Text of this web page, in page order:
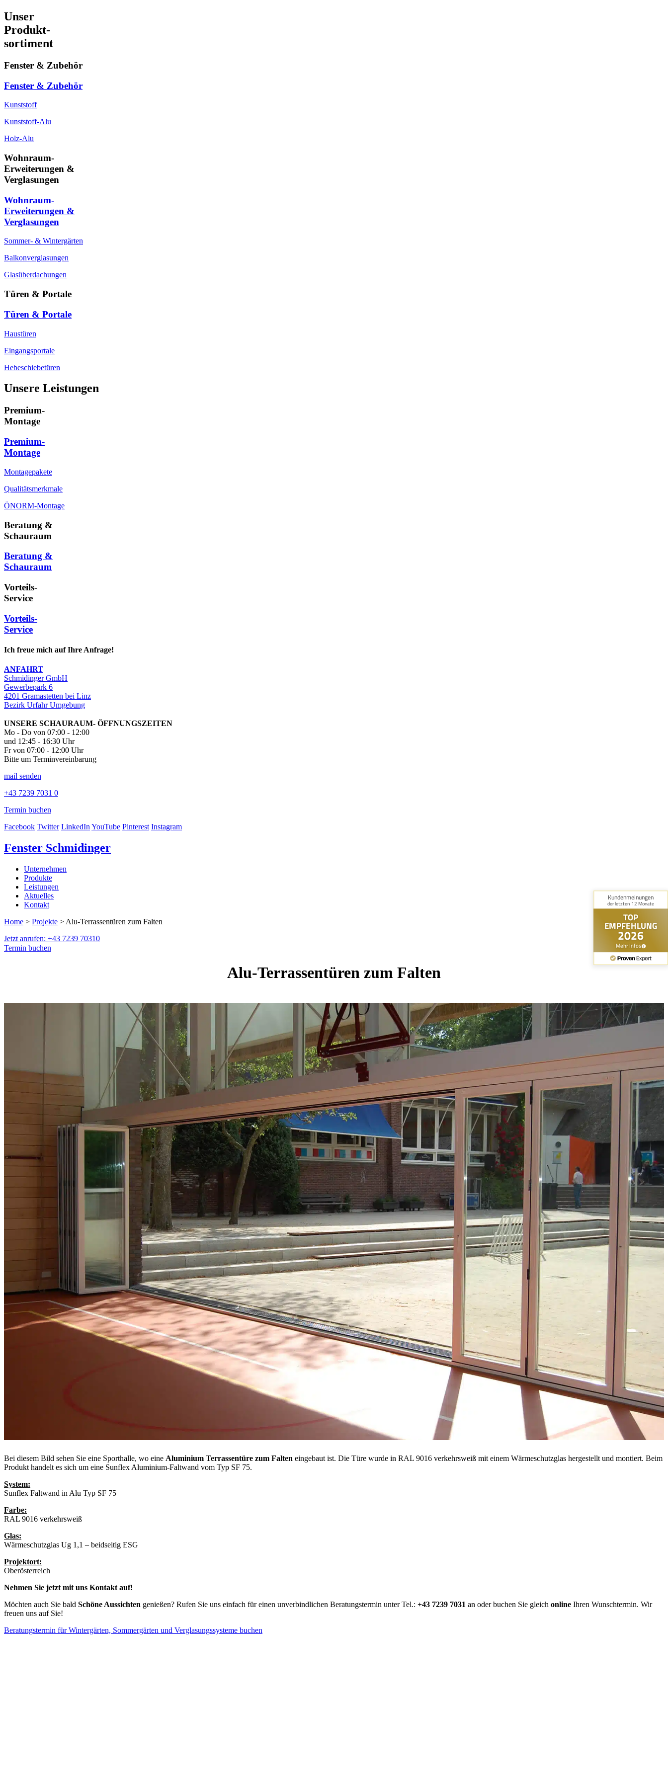
Unser
Produkt-
sortiment
Fenster & Zubehör
Fenster & Zubehör
Kunststoff
Kunststoff-Alu
Holz-Alu
Wohnraum-
Erweiterungen &
Verglasungen
Wohnraum-
Erweiterungen &
Verglasungen
Sommer- & Wintergärten
Balkonverglasungen
Glasüberdachungen
Türen & Portale
Türen & Portale
Haustüren
Eingangsportale
Hebeschiebetüren
Unsere Leistungen
Premium-
Montage
Premium-
Montage
Montagepakete
Qualitätsmerkmale
ÖNORM-Montage
Beratung &
Schauraum
Beratung &
Schauraum
Vorteils-
Service
Vorteils-
Service
Ich freue mich auf Ihre Anfrage!
ANFAHRT
Schmidinger GmbH
Gewerbepark 6
4201 Gramastetten bei Linz
Bezirk Urfahr Umgebung
UNSERE SCHAURAUM- ÖFFNUNGSZEITEN
Mo - Do von 07:00 - 12:00
und 12:45 - 16:30 Uhr
Fr von 07:00 - 12:00 Uhr
Bitte um Terminvereinbarung
mail senden
+43 7239 7031 0
Termin buchen
Facebook Twitter LinkedInYouTube Pinterest Instagram
Fenster Schmidinger
Unternehmen
Produkte
Leistungen
Aktuelles
Kontakt
Home > Projekte > Alu-Terrassentüren zum Falten
Jetzt anrufen: +43 7239 70310
Termin buchen
Alu-Terrassentüren zum Falten
Bei diesem Bild sehen Sie eine Sporthalle, wo eine Aluminium Terrassentüre zum Falten eingebaut ist. Die Türe wurde in RAL 9016 verkehrsweiß mit einem Wärmeschutzglas hergestellt und montiert. Beim
Produkt handelt es sich um eine Sunflex Aluminium-Faltwand vom Typ SF 75.
System:
Sunflex Faltwand in Alu Typ SF 75
Farbe:
RAL 9016 verkehrsweiß
Glas:
Wärmeschutzglas Ug 1,1 – beidseitig ESG
Projektort:
Oberösterreich
Nehmen Sie jetzt mit uns Kontakt auf!
Möchten auch Sie bald Schöne Aussichten genießen? Rufen Sie uns einfach für einen unverbindlichen Beratungstermin unter Tel.: +43 7239 7031 an oder buchen Sie gleich online Ihren Wunschtermin. Wir
freuen uns auf Sie!
Beratungstermin für Wintergärten, Sommergärten und Verglasungssysteme buchen